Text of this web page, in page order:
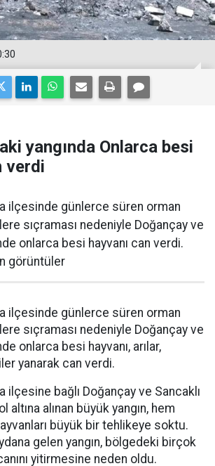
yangında Onlarca besi
verdi
ilçesinde günlerce süren orman
sıçraması nedeniyle Doğançay ve
onlarca besi hayvanı can verdi.
görüntüler
ilçesinde günlerce süren orman
sıçraması nedeniyle Doğançay ve
onlarca besi hayvanı, arılar,
yanarak can verdi.
ilçesine bağlı Doğançay ve Sancaklı
altına alınan büyük yangın, hem
büyük bir tehlikeye soktu.
gelen yangın, bölgedeki birçok
yitirmesine neden oldu.